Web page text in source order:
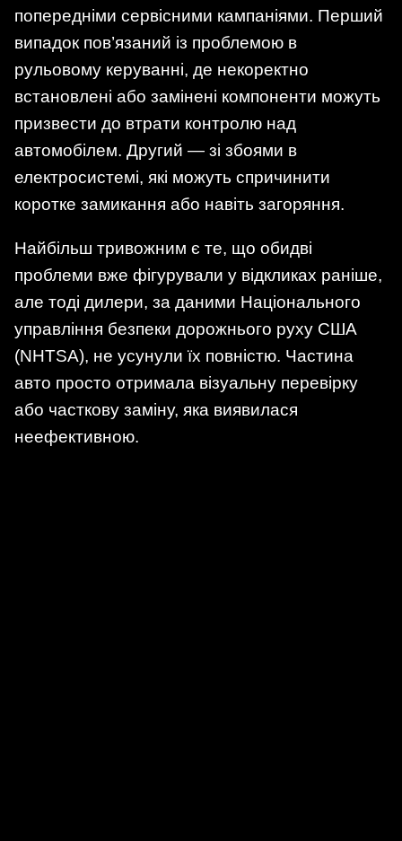
попередніми сервісними кампаніями. Перший
випадок пов’язаний із проблемою в
рульовому керуванні, де некоректно
встановлені або замінені компоненти можуть
призвести до втрати контролю над
автомобілем. Другий — зі збоями в
електросистемі, які можуть спричинити
коротке замикання або навіть загоряння.
Найбільш тривожним є те, що обидві
проблеми вже фігурували у відкликах раніше,
але тоді дилери, за даними Національного
управління безпеки дорожнього руху США
(NHTSA), не усунули їх повністю. Частина
авто просто отримала візуальну перевірку
або часткову заміну, яка виявилася
неефективною.